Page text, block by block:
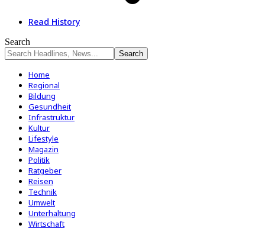
Read History
Search
Home
Regional
Bildung
Gesundheit
Infrastruktur
Kultur
Lifestyle
Magazin
Politik
Ratgeber
Reisen
Technik
Umwelt
Unterhaltung
Wirtschaft